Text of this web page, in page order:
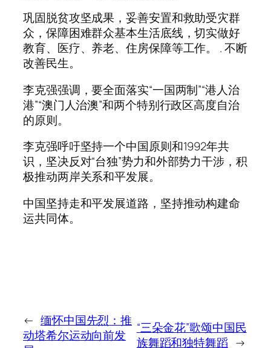
巩固脱贫攻坚成果，妥善安置和救助受灾群
众，保障困难群众基本生活底线，切实做好
教育、医疗、养老、住房保障等工作。 . 不断
改善民生。
李克强强调，要全面落实“一国两制”“港人治
港”“澳门人治澳”和两个特别行政区高度自治
的原则。
李克强呼吁坚持一个中国原则和1992年共
识，坚决反对“台独”势力和外部势力干涉，积
极推动两岸关系和平发展。
中国坚持走和平发展道路，坚持推动构建命
运共同体。
← 缅怀中国先烈：推
动塔希尔运动向前发
“三朵金花”歌颂中国民
族舞蹈和独特舞蹈 →